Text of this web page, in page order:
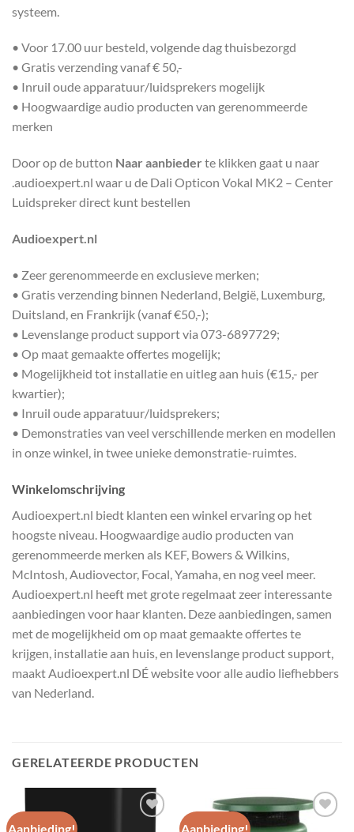
systeem.
• Voor 17.00 uur besteld, volgende dag thuisbezorgd
• Gratis verzending vanaf € 50,-
• Inruil oude apparatuur/luidsprekers mogelijk
• Hoogwaardige audio producten van gerenommeerde
merken
Door op de button Naar aanbieder te klikken gaat u naar
.audioexpert.nl waar u de Dali Opticon Vokal MK2 – Center
Luidspreker direct kunt bestellen
Audioexpert.nl
• Zeer gerenommeerde en exclusieve merken;
• Gratis verzending binnen Nederland, België, Luxemburg,
Duitsland, en Frankrijk (vanaf €50,-);
• Levenslange product support via 073-6897729;
• Op maat gemaakte offertes mogelijk;
• Mogelijkheid tot installatie en uitleg aan huis (€15,- per
kwartier);
• Inruil oude apparatuur/luidsprekers;
• Demonstraties van veel verschillende merken en modellen
in onze winkel, in twee unieke demonstratie-ruimtes.
Winkelomschrijving
Audioexpert.nl biedt klanten een winkel ervaring op het
hoogste niveau. Hoogwaardige audio producten van
gerenommeerde merken als KEF, Bowers & Wilkins,
McIntosh, Audiovector, Focal, Yamaha, en nog veel meer.
Audioexpert.nl heeft met grote regelmaat zeer interessante
aanbiedingen voor haar klanten. Deze aanbiedingen, samen
met de mogelijkheid om op maat gemaakte offertes te
krijgen, installatie aan huis, en levenslange product support,
maakt Audioexpert.nl DÉ website voor alle audio liefhebbers
van Nederland.
GERELATEERDE PRODUCTEN
Aanbieding! Aanbieding!